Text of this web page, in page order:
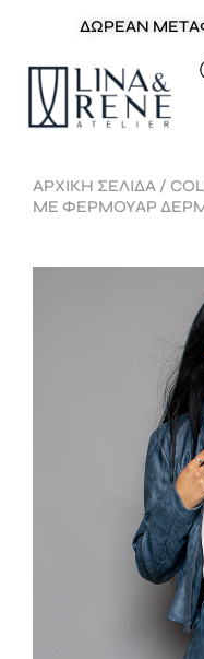
ΔΩΡΕΑΝ
ΑΡΧΙΚΉ ΣΕΛΊΔΑ /
ΜΕ ΦΕΡΜΟΥΑΡ